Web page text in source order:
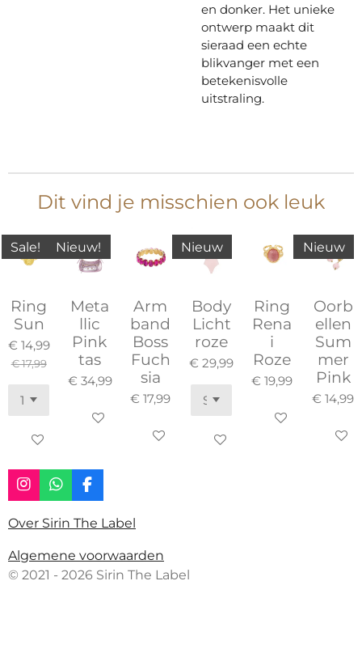
en donker. Het unieke
ontwerp maakt dit
sieraad een echte
blikvanger met een
betekenisvolle
uitstraling.
Dit vind je misschien ook leuk
Sale!
Ring
Sun
€ 14,99
€ 17,99
In winkelwagen
Nieuw!
Meta
llic
Pink
tas
€ 34,99
In winkelwagen
Arm
band
Boss
Fuch
sia
€ 17,99
In winkelwagen
Nieuw
Body
Licht
roze
€ 29,99
In winkelwagen
Ring
Rena
i
Roze
€ 19,99
In winkelwagen
Nieuw
Oorb
ellen
Sum
mer
Pink
€ 14,99
In
I
n
s
t
a
g
r
W
h
a
t
s
A
p
F
a
c
e
b
o
o
Over Sirin The Label
Algemene voorwaarden
© 2021 - 2026 Sirin The Label